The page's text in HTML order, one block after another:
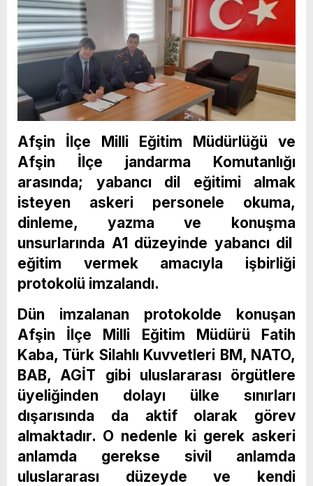
Afşin İlçe Milli Eğitim Müdürlüğü ve
Afşin İlçe jandarma Komutanlığı
arasında; yabancı dil eğitimi almak
isteyen askeri personele okuma,
dinleme, yazma ve konuşma
unsurlarında A1 düzeyinde yabancı dil
eğitim vermek amacıyla işbirliği
protokolü imzalandı.
Dün imzalanan protokolde konuşan
Afşin İlçe Milli Eğitim Müdürü Fatih
Kaba, Türk Silahlı Kuvvetleri BM, NATO,
BAB, AGİT gibi uluslararası örgütlere
üyeliğinden dolayı ülke sınırları
dışarısında da aktif olarak görev
almaktadır. O nedenle ki gerek askeri
anlamda gerekse sivil anlamda
uluslararası düzeyde ve kendi